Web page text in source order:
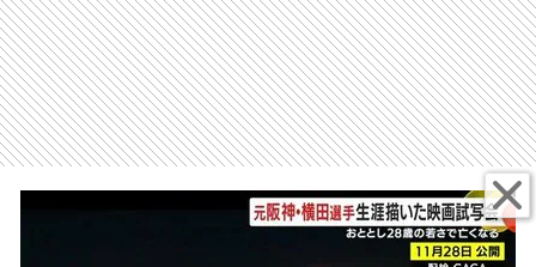
元阪神・横田慎太郎を描く感動作 “諦めな
い”プレーが残したものとは